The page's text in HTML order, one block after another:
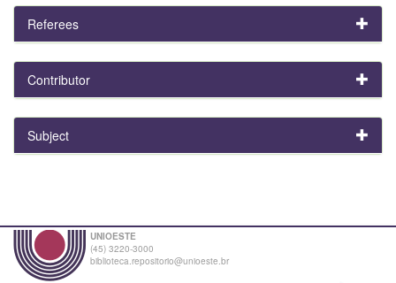
Referees
Contributor
Subject
UNIOESTE
(45) 3220-3000
biblioteca.repositorio@unioeste.br